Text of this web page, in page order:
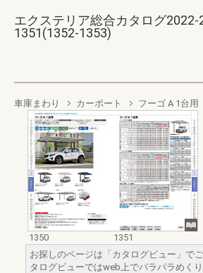
エクステリア総合カタログ2022-
1351(1352-1353)
車庫まわり カーポート フーゴ A 1台用
1350
1351
お探しのページは「カタログビュー」で
タログビューではweb上でパラパラめく